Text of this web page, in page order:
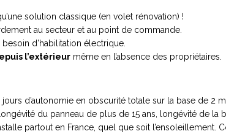
solution classique (en volet rénovation) !
au secteur et au point de commande.
besoin d’habilitation électrique.
l’extérieur même en l’absence des propriétaires.
jours d’autonomie en obscurité totale sur la base de 2
du panneau de plus de 15 ans, longévité de la
partout en France, quel que soit